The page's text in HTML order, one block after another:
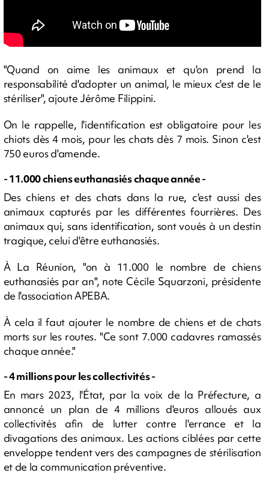
"Quand on aime les animaux et qu'on prend la
responsabilité d'adopter un animal, le mieux c'est de le
stériliser", ajoute Jérôme Filippini.
On le rappelle, l'identification est obligatoire pour les
chiots dès 4 mois, pour les chats dès 7 mois. Sinon c'est
750 euros d'amende.
- 11.000 chiens euthanasiés chaque année -
Des chiens et des chats dans la rue, c'est aussi des
animaux capturés par les différentes fourrières. Des
animaux qui, sans identification, sont voués à un destin
tragique, celui d'être euthanasiés.
À La Réunion, "on à 11.000 le nombre de chiens
euthanasiés par an", note Cécile Squarzoni, présidente
de l'association APEBA.
À cela il faut ajouter le nombre de chiens et de chats
morts sur les routes. "Ce sont 7.000 cadavres ramassés
chaque année."
- 4 millions pour les collectivités -
En mars 2023, l'État, par la voix de la Préfecture, a
annoncé un plan de 4 millions d'euros alloués aux
collectivités afin de lutter contre l'errance et la
divagations des animaux. Les actions ciblées par cette
enveloppe tendent vers des campagnes de stérilisation
et de la communication préventive.